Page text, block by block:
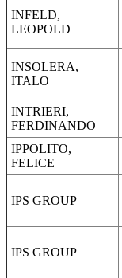
INFELD,
LEOPOLD
INSOLERA,
ITALO
INTRIERI,
FERDINANDO
IPPOLITO,
FELICE
IPS GROUP
IPS GROUP